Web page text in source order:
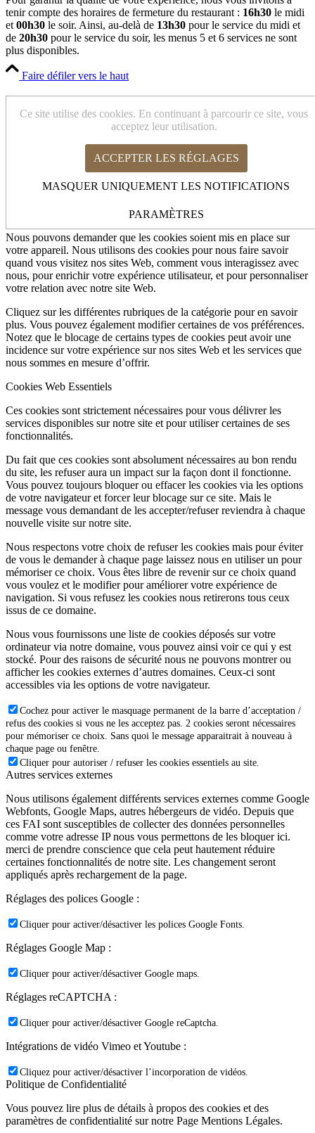
tenir compte des horaires de fermeture du restaurant : 16h30 le midi
et 00h30 le soir. Ainsi, au-delà de 13h30 pour le service du midi et
de 20h30 pour le service du soir, les menus 5 et 6 services ne sont
plus disponibles.
Faire défiler vers le haut
Ce site utilise des cookies. En continuant à parcourir ce site, vous
acceptez leur utilisation.
ACCEPTER LES RÉGLAGES
MASQUER UNIQUEMENT LES NOTIFICATIONS
PARAMÈTRES
Comment nous utilisons les cookies
Cookies Web Essentiels
Autres services externes
Comment nous utilisons les cookies
Nous pouvons demander que les cookies soient mis en place sur
votre appareil. Nous utilisons des cookies pour nous faire savoir
quand vous visitez nos sites Web, comment vous interagissez avec
nous, pour enrichir votre expérience utilisateur, et pour personnaliser
votre relation avec notre site Web.
Cliquez sur les différentes rubriques de la catégorie pour en savoir
plus. Vous pouvez également modifier certaines de vos préférences.
Notez que le blocage de certains types de cookies peut avoir une
incidence sur votre expérience sur nos sites Web et les services que
nous sommes en mesure d’offrir.
Cookies Web Essentiels
Ces cookies sont strictement nécessaires pour vous délivrer les
services disponibles sur notre site et pour utiliser certaines de ses
fonctionnalités.
Du fait que ces cookies sont absolument nécessaires au bon rendu
du site, les refuser aura un impact sur la façon dont il fonctionne.
Vous pouvez toujours bloquer ou effacer les cookies via les options
de votre navigateur et forcer leur blocage sur ce site. Mais le
message vous demandant de les accepter/refuser reviendra à chaque
nouvelle visite sur notre site.
Nous respectons votre choix de refuser les cookies mais pour éviter
de vous le demander à chaque page laissez nous en utiliser un pour
mémoriser ce choix. Vous êtes libre de revenir sur ce choix quand
vous voulez et le modifier pour améliorer votre expérience de
navigation. Si vous refusez les cookies nous retirerons tous ceux
issus de ce domaine.
Nous vous fournissons une liste de cookies déposés sur votre
ordinateur via notre domaine, vous pouvez ainsi voir ce qui y est
stocké. Pour des raisons de sécurité nous ne pouvons montrer ou
afficher les cookies externes d’autres domaines. Ceux-ci sont
accessibles via les options de votre navigateur.
Cochez pour activer le masquage permanent de la barre d’acceptation /
refus des cookies si vous ne les acceptez pas. 2 cookies seront nécessaires
pour mémoriser ce choix. Sans quoi le message apparaitrait à nouveau à
chaque page ou fenêtre.
Cliquer pour autoriser / refuser les cookies essentiels au site.
Autres services externes
Nous utilisons également différents services externes comme Google
Webfonts, Google Maps, autres hébergeurs de vidéo. Depuis que
ces FAI sont susceptibles de collecter des données personnelles
comme votre adresse IP nous vous permettons de les bloquer ici.
merci de prendre conscience que cela peut hautement réduire
certaines fonctionnalités de notre site. Les changement seront
appliqués après rechargement de la page.
Réglages des polices Google :
Cliquer pour activer/désactiver les polices Google Fonts.
Réglages Google Map :
Cliquer pour activer/désactiver Google maps.
Réglages reCAPTCHA :
Cliquer pour activer/désactiver Google reCaptcha.
Intégrations de vidéo Vimeo et Youtube :
Cliquez pour activer/désactiver l’incorporation de vidéos.
Politique de Confidentialité
Vous pouvez lire plus de détails à propos des cookies et des
paramètres de confidentialité sur notre Page Mentions Légales.